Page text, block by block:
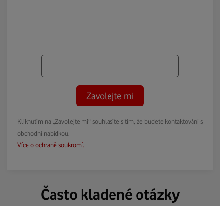
Zavolejte mi
Kliknutím na „Zavolejte mi“ souhlasíte s tím, že budete kontaktováni s
obchodní nabídkou.
Více o ochraně soukromí.
Často kladené otázky